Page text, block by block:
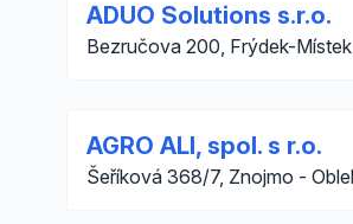
ADUO Solutions s.r.o.
Bezručova 200, Frýdek-
AGRO ALI, spol. s r.o.
Šeříková 368/7, Znojmo -